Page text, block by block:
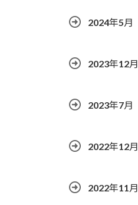
2024年5月
2023年12月
2023年7月
2022年12月
2022年11月